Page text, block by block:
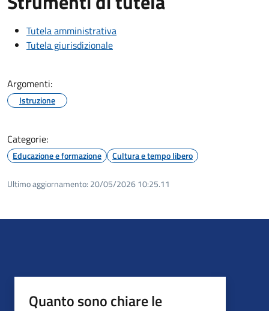
Tutela amministrativa
Tutela giurisdizionale
Argomenti:
Istruzione
Categorie:
Educazione e formazione Cultura e tempo libero
Ultimo aggiornamento: 20/05/2026 10:25.11
Quanto sono chiare le